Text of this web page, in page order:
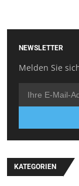
NEWSLETTER
Melden Sie
KATEGORIEN